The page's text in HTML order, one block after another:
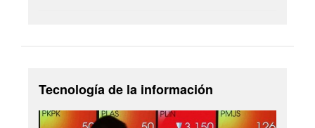
Tecnología de la información